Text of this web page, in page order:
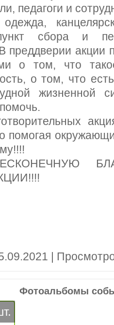
педагоги и
сбора и
преддверии акции
о том, что
о том, что
жизненной
помогая
|
Фотоальбомы